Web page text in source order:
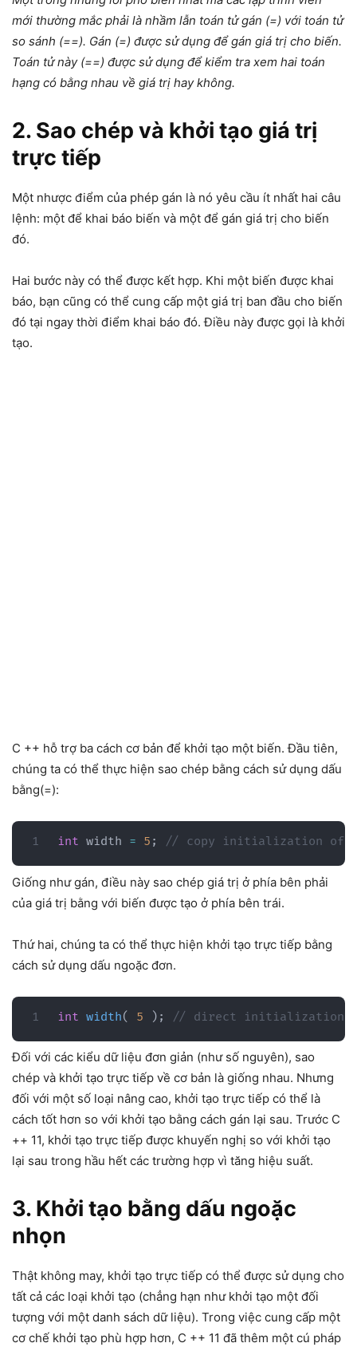
mới thường mắc phải là nhầm lẫn toán tử gán (=) với toán tử
so sánh (==). Gán (=) được sử dụng để gán giá trị cho biến.
Toán tử này (==) được sử dụng để kiểm tra xem hai toán
hạng có bằng nhau về giá trị hay không.
2. Sao chép và khởi tạo giá trị
trực tiếp
Một nhược điểm của phép gán là nó yêu cầu ít nhất hai câu
lệnh: một để khai báo biến và một để gán giá trị cho biến
đó.
Hai bước này có thể được kết hợp. Khi một biến được khai
báo, bạn cũng có thể cung cấp một giá trị ban đầu cho biến
đó tại ngay thời điểm khai báo đó. Điều này được gọi là khởi
tạo.
C ++ hỗ trợ ba cách cơ bản để khởi tạo một biến. Đầu tiên,
chúng ta có thể thực hiện sao chép bằng cách sử dụng dấu
bằng(=):
int width = 5 ; // copy initialization of
Giống như gán, điều này sao chép giá trị ở phía bên phải
của giá trị bằng với biến được tạo ở phía bên trái.
Thứ hai, chúng ta có thể thực hiện khởi tạo trực tiếp bằng
cách sử dụng dấu ngoặc đơn.
int width( 5 ) ; // direct initialization
Đối với các kiểu dữ liệu đơn giản (như số nguyên), sao
chép và khởi tạo trực tiếp về cơ bản là giống nhau. Nhưng
đối với một số loại nâng cao, khởi tạo trực tiếp có thể là
cách tốt hơn so với khởi tạo bằng cách gán lại sau. Trước C
++ 11, khởi tạo trực tiếp được khuyến nghị so với khởi tạo
lại sau trong hầu hết các trường hợp vì tăng hiệu suất.
3. Khởi tạo bằng dấu ngoặc
nhọn
Thật không may, khởi tạo trực tiếp có thể được sử dụng cho
tất cả các loại khởi tạo (chẳng hạn như khởi tạo một đối
tượng với một danh sách dữ liệu). Trong việc cung cấp một
cơ chế khởi tạo phù hợp hơn, C ++ 11 đã thêm một cú pháp